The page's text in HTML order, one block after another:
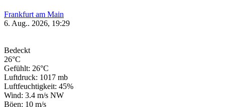
Frankfurt am Main
6. Aug.. 2026, 19:29
Bedeckt
26°C
Gefühlt: 26°C
Luftdruck: 1017 mb
Luftfeuchtigkeit: 45%
Wind: 3.4 m/s NW
Böen: 10 m/s